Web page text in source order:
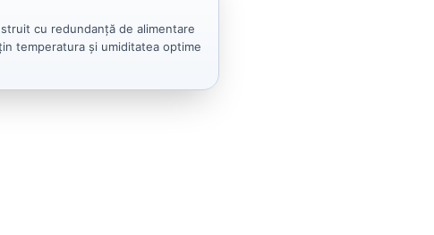
cu redundanță de alimentare
temperatura și umiditatea optime